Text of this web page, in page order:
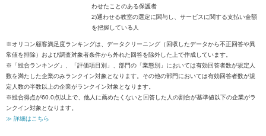
わせたことのある保護者
2)通わせる教室の選定に関与し、サービスに関する支払い金額
を把握している人
※オリコン顧客満足度ランキングは、データクリーニング（回収したデータから不正回答や異
常値を排除）および調査対象者条件から外れた回答を除外した上で作成しています。
※「総合ランキング」、「評価項目別」、部門の「業態別」においては有効回答者数が規定人
数を満たした企業のみランクイン対象となります。その他の部門においては有効回答者数が規
定人数の半数以上の企業がランクイン対象となります。
※総合得点が60.0点以上で、他人に薦めたくないと回答した人の割合が基準値以下の企業がラ
ンクイン対象となります。
≫ 詳細はこちら